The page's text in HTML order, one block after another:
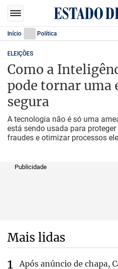
Início Política
ELEIÇÕES
Como a
pode tornar uma
segura
A tecnologia não é só uma
está sendo usada para
fraudes e otimizar processos
Publicidade
Mais lidas
Após anúncio de chapa,